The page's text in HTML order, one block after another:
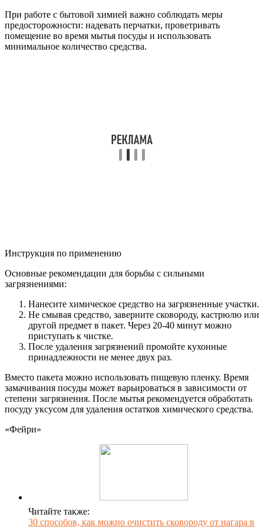
При работе с бытовой химией важно соблюдать меры
предосторожности: надевать перчатки, проветривать
помещение во время мытья посуды и использовать
минимальное количество средства.
Инструкция по применению
Основные рекомендации для борьбы с сильными
загрязнениями:
Нанесите химическое средство на загрязненные участки.
Не смывая средство, заверните сковороду, кастрюлю или
другой предмет в пакет. Через 20-40 минут можно
приступать к чистке.
После удаления загрязнений промойте кухонные
принадлежности не менее двух раз.
Вместо пакета можно использовать пищевую пленку. Время
замачивания посуды может варьироваться в зависимости от
степени загрязнения. После мытья рекомендуется обработать
посуду уксусом для удаления остатков химического средства.
«Фейри»
Читайте также:
30 способов, как можно очистить сковороду от нагара в